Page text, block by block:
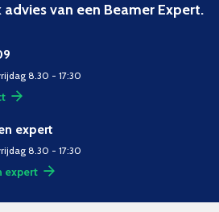
van een Beamer Expert.
8.30 - 17:30
expert
8.30 - 17:30
expert